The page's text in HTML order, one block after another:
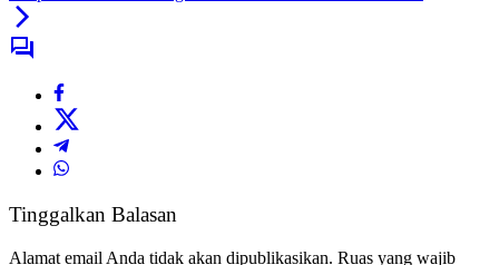
Tinggalkan Balasan
Alamat email Anda tidak akan dipublikasikan. Ruas yang wajib